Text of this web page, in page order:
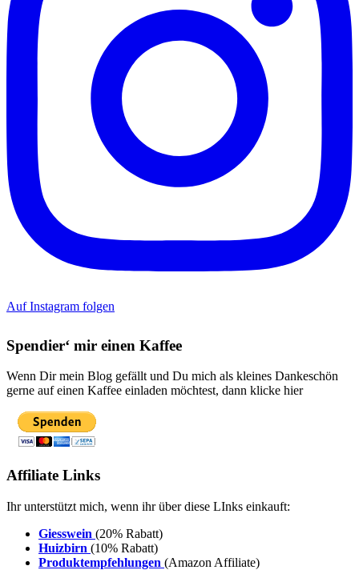
Auf Instagram folgen
Spendier‘ mir einen Kaffee
Wenn Dir mein Blog gefällt und Du mich als kleines Dankeschön
gerne auf einen Kaffee einladen möchtest, dann klicke hier
Affiliate Links
Ihr unterstützt mich, wenn ihr über diese LInks einkauft:
Giesswein (20% Rabatt)
Huizbirn (10% Rabatt)
Produktempfehlungen (Amazon Affiliate)